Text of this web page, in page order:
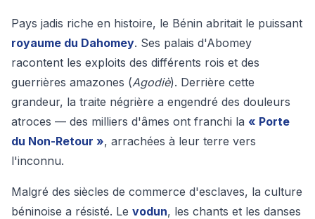
Pays jadis riche en histoire, le Bénin abritait le puissant
royaume du Dahomey. Ses palais d'Abomey
racontent les exploits des différents rois et des
guerrières amazones (Agodiè). Derrière cette
grandeur, la traite négrière a engendré des douleurs
atroces — des milliers d'âmes ont franchi la « Porte
du Non-Retour », arrachées à leur terre vers
l'inconnu.
Malgré des siècles de commerce d'esclaves, la culture
béninoise a résisté. Le vodun, les chants et les danses